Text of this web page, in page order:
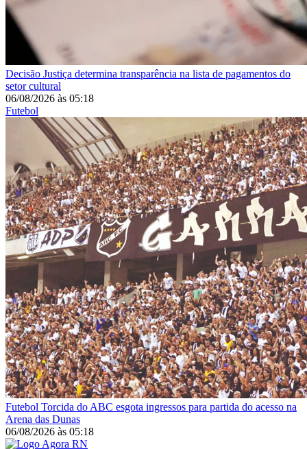
Decisão Justiça determina transparência na lista de pagamentos do
setor cultural
06/08/2026 às 05:18
Futebol
Futebol Torcida do ABC esgota ingressos para partida do acesso na
Arena das Dunas
06/08/2026 às 05:18